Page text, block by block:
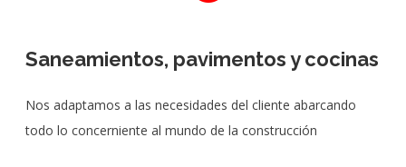
Saneamientos, pavimentos y cocinas
Nos adaptamos a las necesidades del cliente abarcando
todo lo concerniente al mundo de la construcción